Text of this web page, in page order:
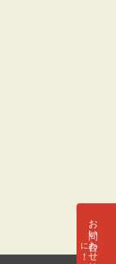
お問い合わせ
は
に
！